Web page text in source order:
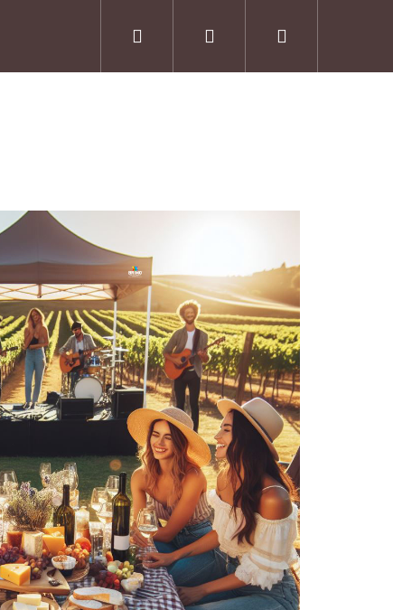
Allgemeine Geschäftsbedingungen
Suchen